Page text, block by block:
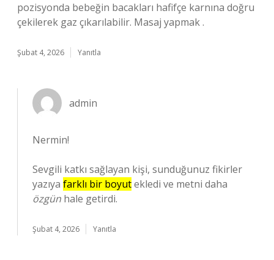
pozisyonda bebeğin bacakları hafifçe karnına doğru
çekilerek gaz çıkarılabilir. Masaj yapmak .
Şubat 4, 2026 Yanıtla
admin
Nermin!
Sevgili katkı sağlayan kişi, sunduğunuz fikirler
yazıya farklı bir boyutekledi ve metni daha
özgün hale getirdi.
Şubat 4, 2026 Yanıtla